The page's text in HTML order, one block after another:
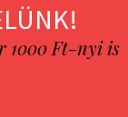
1000 Ft-nyi is